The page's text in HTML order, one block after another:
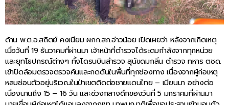
ด้าน พ.ต.อ.สถิตย์ คงเนียม ผกก.สภ.อ่าวน้อย เปิดเผยว่า หลังจากเกิดเหตุ
เมื่อวันที่ 19 ธันวาคมที่ผ่านมา เจ้าหน้าที่ตำรวจได้ระดมกำลังจากทุกหน่วย
และยุทโธปกรณ์ต่างๆ ทั้งโดรนบินสำรวจ สุนัขดมกลิ่น ตำรวจ ทหาร ตชด.
เข้าปิดล้อมตรวจตรวจค้นและกดดันในพื้นที่ทุกช่องทาง เนื่องจากผู้ก่อเหตุ
หลบซ่อนตัวอยู่บริเวณในป่าเขตติดต่อชายแดนไทย – เมียนมา อย่างต่อ
เนื่องนานถึง 15 – 16 วัน และช่วงกลางดึกของวันที่ 5 มกราคมที่ผ่านมา